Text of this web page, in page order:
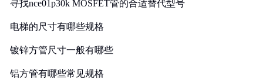
寻找nce01p30k MOSFET管的合适替代型号
电梯的尺寸有哪些规格
镀锌方管尺寸一般有哪些
铝方管有哪些常见规格